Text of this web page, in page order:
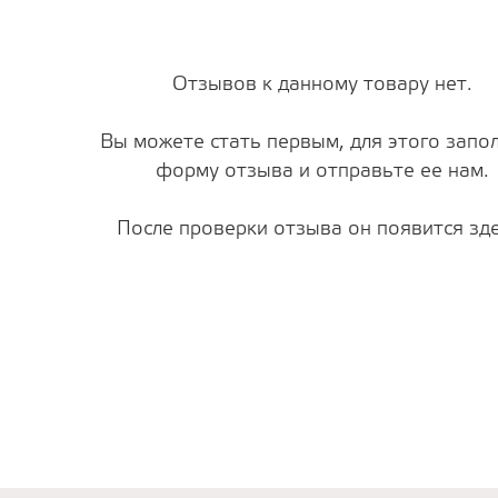
Отзывов к данному товару нет.
Вы можете стать первым, для этого
форму отзыва и отправьте ее нам.
После проверки отзыва он появится